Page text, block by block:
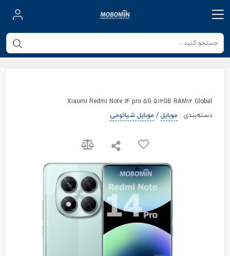
Xiaomi Redmi Note 14 pro 5G 512GB RAM12 Global
دسته‌بندی : موبایل/ موبایل شیائومی